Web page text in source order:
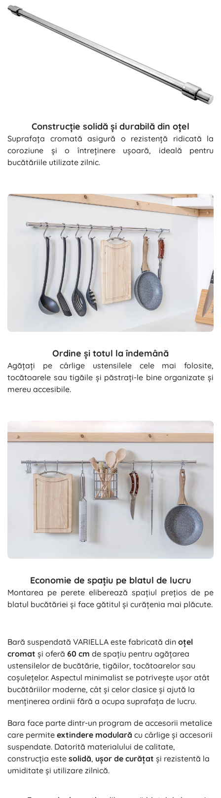
Construcție solidă și durabilă din oțel
Suprafața cromată asigură o rezistență ridicată la
coroziune și o întreținere ușoară, ideală pentru
bucătăriile utilizate zilnic.
Ordine și totul la îndemână
Agățați pe cârlige ustensilele cele mai folosite,
tocătoarele sau tigăile și păstrați-le bine organizate și
mereu accesibile.
Economie de spațiu pe blatul de lucru
Montarea pe perete eliberează spațiul prețios de pe
blatul bucătăriei și face gătitul și curățenia mai plăcute.
Bară suspendată VARIELLA este fabricată din oțel
cromat și oferă 60 cm de spațiu pentru agățarea
ustensilelor de bucătărie, tigăilor, tocătoarelor sau
coșulețelor. Aspectul minimalist se potrivește ușor atât
bucătăriilor moderne, cât și celor clasice și ajută la
menținerea ordinii fără a ocupa suprafața de lucru.
Bara face parte dintr-un program de accesorii metalice
care permite extindere modulară cu cârlige și accesorii
suspendate. Datorită materialului de calitate,
construcția este solidă, ușor de curățat și rezistentă la
umiditate și utilizare zilnică.